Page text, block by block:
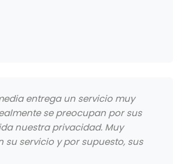
entrega un servicio muy
se preocupan por sus
nuestra privacidad. Muy
su servicio y por supuesto, sus